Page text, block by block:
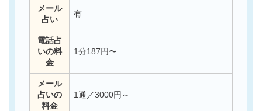
メール
占い
有
電話占
いの料
金
1分187円〜
メール
占いの
料金
1通／3000円～